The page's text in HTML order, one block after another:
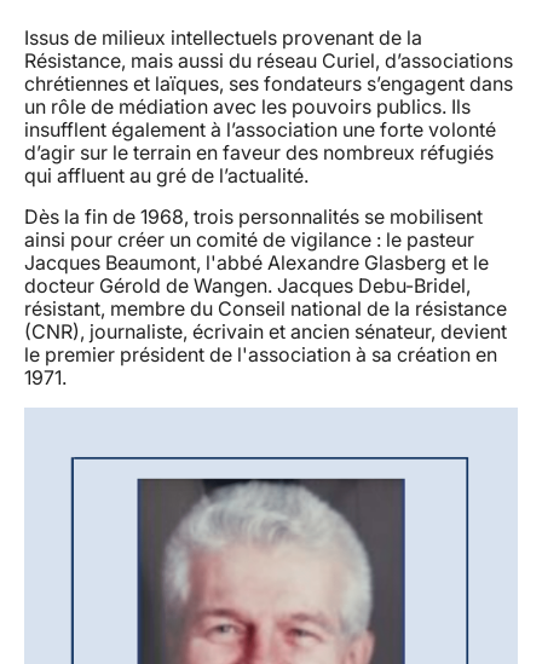
Issus de milieux intellectuels provenant de la
Résistance, mais aussi du réseau Curiel, d’associations
chrétiennes et laïques, ses fondateurs s’engagent dans
un rôle de médiation avec les pouvoirs publics. Ils
insufflent également à l’association une forte volonté
d’agir sur le terrain en faveur des nombreux réfugiés
qui affluent au gré de l’actualité.
Dès la fin de 1968, trois personnalités se mobilisent
ainsi pour créer un comité de vigilance : le pasteur
Jacques Beaumont, l'abbé Alexandre Glasberg et le
docteur Gérold de Wangen. Jacques Debu-Bridel,
résistant, membre du Conseil national de la résistance
(CNR), journaliste, écrivain et ancien sénateur, devient
le premier président de l'association à sa création en
1971.